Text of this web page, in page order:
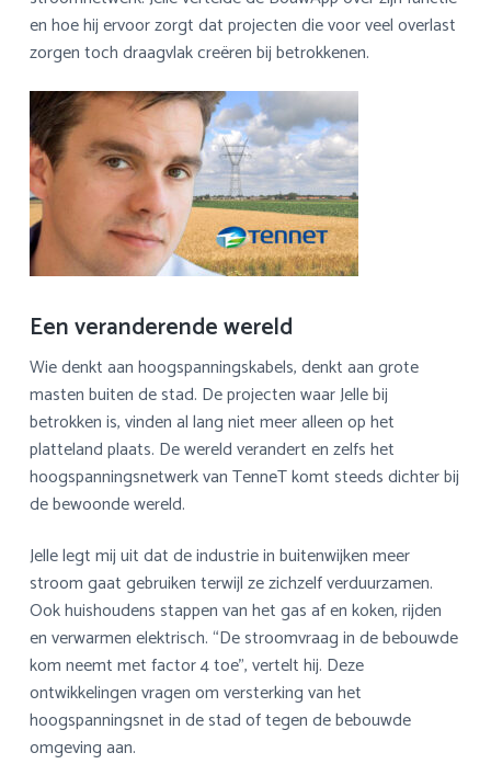
en hoe hij ervoor zorgt dat projecten die voor veel overlast
zorgen toch draagvlak creëren bij betrokkenen.
Een veranderende wereld
Wie denkt aan hoogspanningskabels, denkt aan grote
masten buiten de stad. De projecten waar Jelle bij
betrokken is, vinden al lang niet meer alleen op het
platteland plaats. De wereld verandert en zelfs het
hoogspanningsnetwerk van TenneT komt steeds dichter bij
de bewoonde wereld.
Jelle legt mij uit dat de industrie in buitenwijken meer
stroom gaat gebruiken terwijl ze zichzelf verduurzamen.
Ook huishoudens stappen van het gas af en koken, rijden
en verwarmen elektrisch. “De stroomvraag in de bebouwde
kom neemt met factor 4 toe”, vertelt hij. Deze
ontwikkelingen vragen om versterking van het
hoogspanningsnet in de stad of tegen de bebouwde
omgeving aan.